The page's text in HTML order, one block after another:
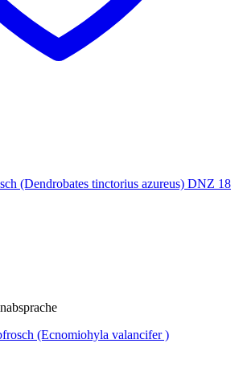
(Dendrobates tinctorius azureus) DNZ 18